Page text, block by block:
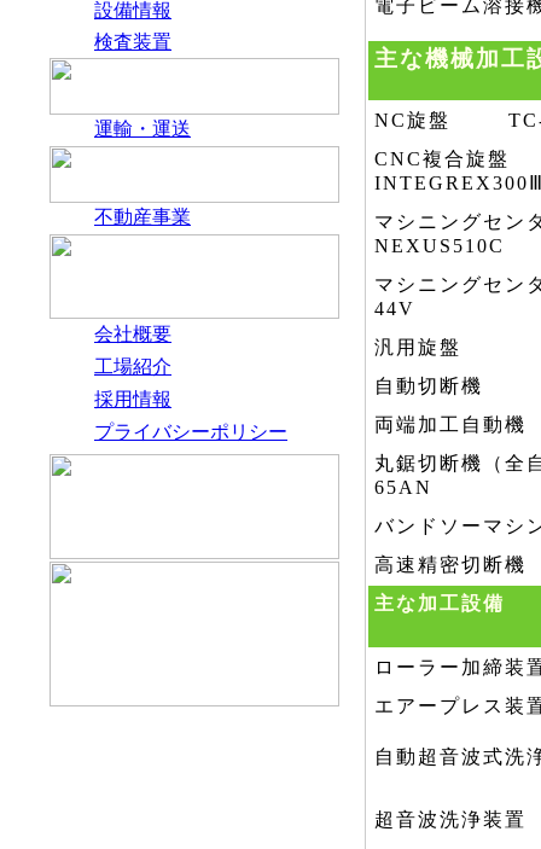
設備情報
検査装置
運輸・運送
不動産事業
会社概要
工場紹介
採用情報
プライバシーポリシー
電子ビーム溶接
主な機械加工
NC旋盤 TC-
CNC複合旋盤
マシニングセン
NEXUS510C
マシニングセン
44V
汎用旋盤
自動切断機
両端加工自動機
丸鋸切断機（全
65AN
バンドソーマシ
高速精密切断機
主な加工設備
ローラー加締装
エアープレス装
自動超音波式洗
超音波洗浄装置